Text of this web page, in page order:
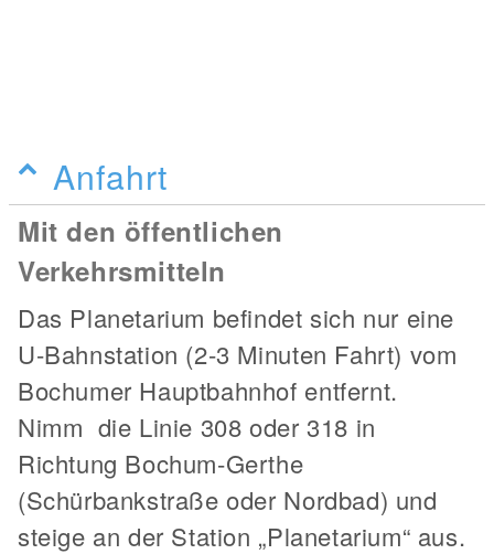
Anfahrt
Mit den öffentlichen
Verkehrsmitteln
Das Planetarium befindet sich nur eine
U-Bahnstation (2-3 Minuten Fahrt) vom
Bochumer Hauptbahnhof entfernt.
Nimm die Linie 308 oder 318 in
Richtung Bochum-Gerthe
(Schürbankstraße oder Nordbad) und
steige an der Station „Planetarium“ aus.